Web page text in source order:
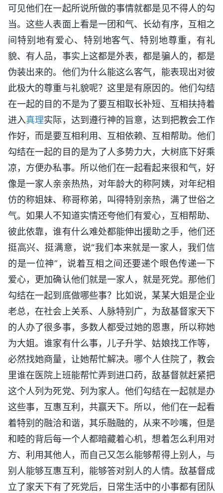
可见他们在一起所说所做的事情就都是见不得人的勾
当。这些人表面上看是一团和气、长幼有序，互相之
间特别地有爱心、特别地客气、特别地尊重，有礼
貌、有人品，事实上这都是外表，都是骗人的，都是
伪装出来的。他们为什么能这么客气，能表现出对彼
此极大的尊重与礼貌呢？这里是有原因的。他们勾结
在一起的目的不是为了要互相取长补短、互相扶持着
进入真理实际，达到遵行神的旨意，达到把教会工作
作好，而是要互相利用、互相依赖、互相帮助。他们
勾结在一起的目的是为了人多势力大，大树底下好乘
凉，方便办私事。所以他们在一起看起来很和气，好
像是一家人亲亲热热，对年龄大的称阿姨，对年纪相
仿的称姐妹、称哥称弟，叫得特别亲热，满了世俗之
气。如果人不知道实情还夸他们有爱心，互相帮助、
彼此依靠，谁有什么难处都能伸出援助之手，他们还
挺高兴、挺满意，说“我们本来就是一家人，我们信
的是一位神”，说着互相之间还要递个眼色传递一下
爱心，更加确认他们就是一家人，就是死党。那他们
勾结在一起到底做哪些事？比如说，某某大姐是企业
老总，在社会上关系、人脉特别广，为敌基督家天下
的人办了很多事，多数人都受过她的恩惠，所以称她
为大姐。谁家有什么事，儿子升学、姑娘找工作等，
必然找她商量，让她帮忙解决。哪个人住院了，教会
里谁在医院上班能帮忙弄到进口药，敌基督就赶紧把
这个人列为死党、列为家人。他们勾结在一起就是办
这些事，互惠互利，共赢天下。所以，他们在一起看
着特别的融洽和谐，其乐融融的，从来不吵嘴，但是
和睦的背后每一个人都暗藏着心机，想着怎么利用对
方、利用其他人，而自己又怎么能够帮得上别人，与
别人能够互惠互利，能够答对别人的人情。敌基督成
立了家天下有了死党后，日常生活中的小事都有团队